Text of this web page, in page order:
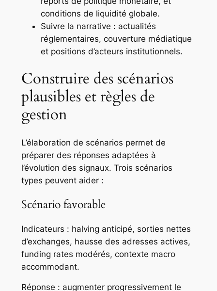
conditions de liquidité globale.
Suivre la narrative : actualités
réglementaires, couverture médiatique
et positions d’acteurs institutionnels.
Construire des scénarios
plausibles et règles de
gestion
L’élaboration de scénarios permet de
préparer des réponses adaptées à
l’évolution des signaux. Trois scénarios
types peuvent aider :
Scénario favorable
Indicateurs : halving anticipé, sorties nettes
d’exchanges, hausse des adresses actives,
funding rates modérés, contexte macro
accommodant.
Réponse : augmenter progressivement le